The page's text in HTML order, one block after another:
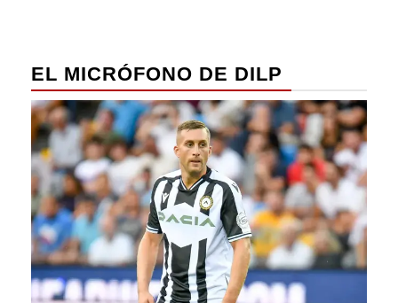
EL MICRÓFONO DE DILP